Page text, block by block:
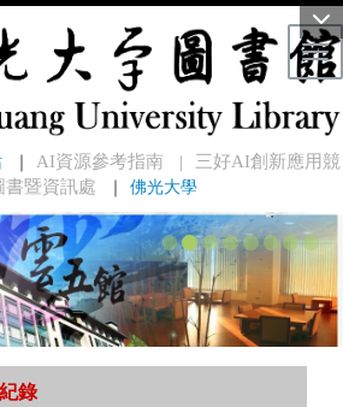
｜ AI資源參考指南 ｜
三好AI創新應用競
書暨資訊處 ｜ 佛光大學
錄